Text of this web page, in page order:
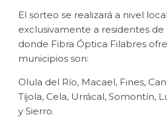
El sorteo se realizará a nivel
exclusivamente a residentes de
donde Fibra Óptica Filabres
municipios son:
Olula del Río, Macael, Fines,
Tíjola, Cela, Urrácal, Somontín,
y Sierro.